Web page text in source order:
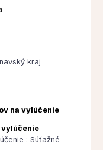
kraj
na vylúčenie
vylúčenie
: Súťažné